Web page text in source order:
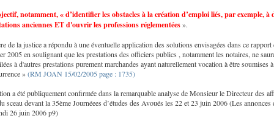
notamment, « d’identifier les obstacles à la création d’emploi liés, par exemple, à
anciennes ET d'ouvrir les professions réglementées».
de la justice a répondu à une éventuelle application des solutions envisagées dans ce rapport
2005 en soulignant que les prestations des officiers publics , notamment les notaires, ne
à d'autres prestations purement marchandes ayant naturellement vocation à être soumises
»(RM JOAN 15/02/2005 page : 1735)
a été publiquement confirmée dans la remarquable analyse de Monsieur le Directeur des
sceau devant la 35ème Journéees d’études des Avoués les 22 et 23 juin 2006 (Les annonces
26 juin 2006 p9)